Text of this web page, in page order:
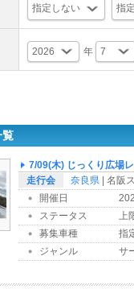
年
覧
7/09(木) じっくり広場
走行会
奈良県 | 名阪
開催日
ステータス
上
募集車種
指
ジャンル
サ